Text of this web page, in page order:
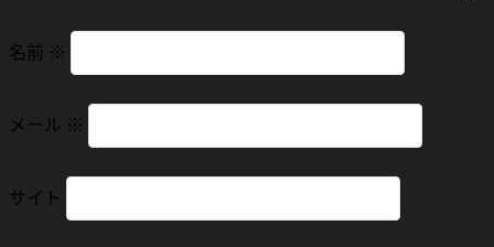
名前 ※
メール ※
サイト